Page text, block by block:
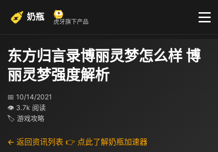
奶瓶 虎牙旗下产品
东方归言录博丽灵梦怎么样 博
丽灵梦强度解析
📅 10/14/2021
👁 3.7k 阅读
🏷 游戏攻略
← 返回资讯列表 👉 点此了解奶瓶加速器